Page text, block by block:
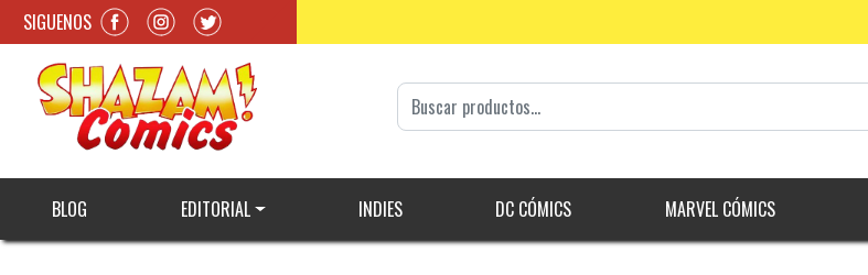
SIGUENOS
BLOG EDITORIAL INDIES DC CÓMICS MARVEL CÓMICS